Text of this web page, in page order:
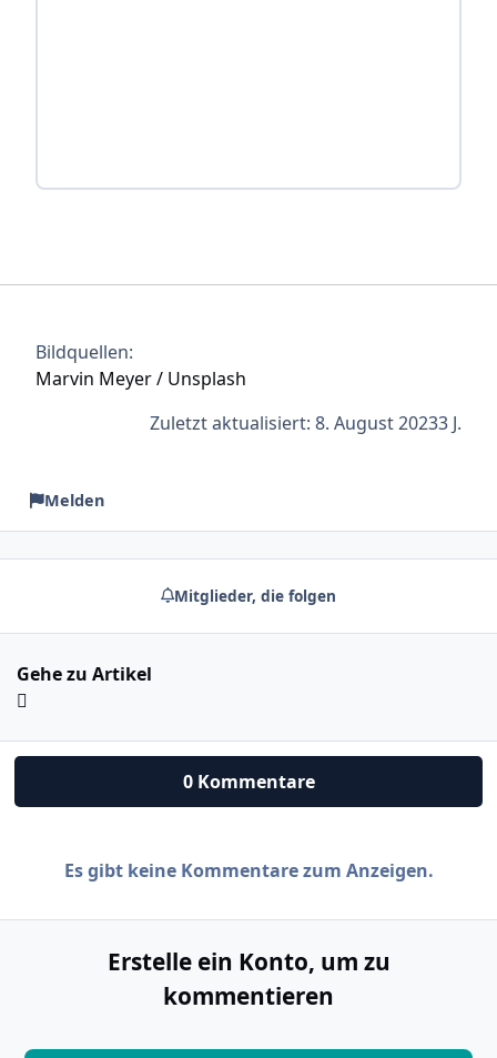
Bildquellen:
Marvin Meyer / Unsplash
Zuletzt aktualisiert: 8. August 20233 J.
Melden
Mitglieder, die folgen
Gehe zu Artikel
0 Kommentare
Es gibt keine Kommentare zum Anzeigen.
Erstelle ein Konto, um zu
kommentieren